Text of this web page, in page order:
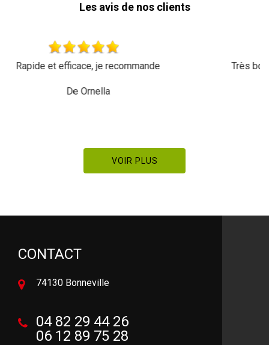
Les avis de nos clients
Très bon travail une équipe très sympa tarif réglo je
VOIR PLUS
CONTACT
74130 Bonneville
04 82 29 44 26
06 12 89 75 28